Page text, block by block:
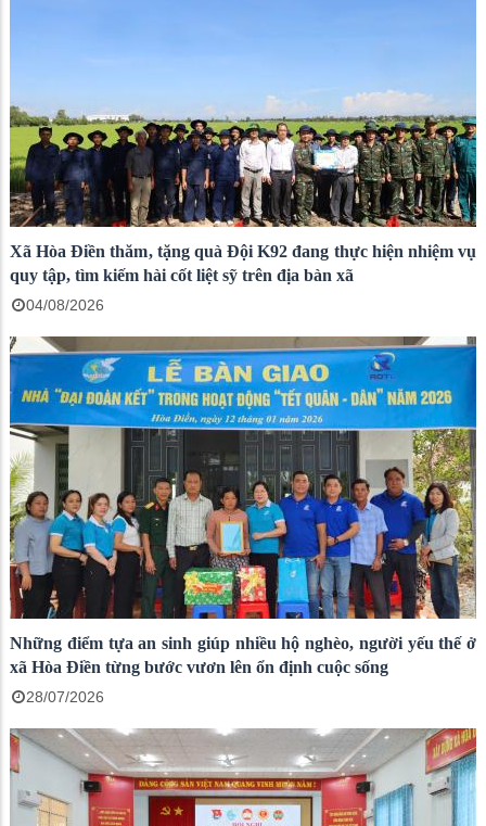
Xã Hòa Điền thăm, tặng quà Đội K92 đang thực hiện nhiệm vụ
quy tập, tìm kiếm hài cốt liệt sỹ trên địa bàn xã
04/08/2026
Những điểm tựa an sinh giúp nhiều hộ nghèo, người yếu thế ở
xã Hòa Điền từng bước vươn lên ổn định cuộc sống
28/07/2026